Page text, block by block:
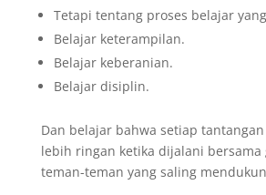
Tetapi tentang proses belajar
Belajar keterampilan.
Belajar keberanian.
Belajar disiplin.
Dan belajar bahwa setiap
lebih ringan ketika dijalani bersama
teman-teman yang saling